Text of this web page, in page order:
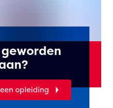
opleiding